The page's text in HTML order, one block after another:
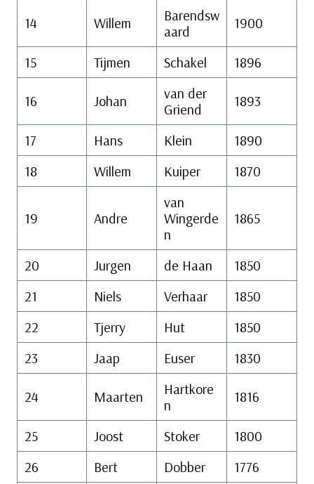
14 Willem
Barendsw
aard
1900
15 Tijmen Schakel 1896
16 Johan
van der
Griend
1893
17 Hans Klein
1890
18
Willem Kuiper 1870
19 Andre
van
Wingerde
n
1865
20 Jurgen de Haan
1850
21
Niels Verhaar
1850
22
Tjerry Hut
1850
23
Jaap Euser 1830
24 Maarten
Hartkore
n
1816
25 Joost Stoker
1800
26
Bert Dobber 1776